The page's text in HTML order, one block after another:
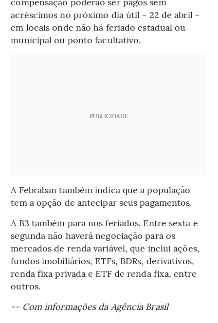
acréscimos no próximo dia útil - 22 de abril -
em locais onde não há feriado estadual ou
municipal ou ponto facultativo.
PUBLICIDADE
A Febraban também indica que a população
tem a opção de antecipar seus pagamentos.
A B3 também para nos feriados. Entre sexta e
segunda não haverá negociação para os
mercados de renda variável, que inclui ações,
fundos imobiliários, ETFs, BDRs, derivativos,
renda fixa privada e ETF de renda fixa, entre
outros.
-- Com informações da Agência Brasil